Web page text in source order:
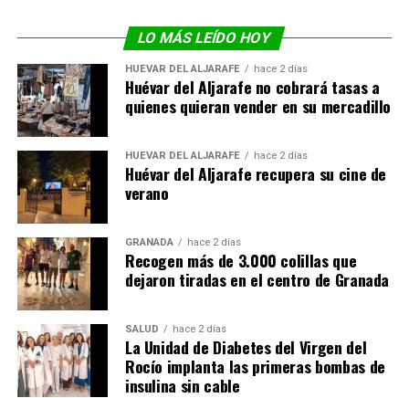
LO MÁS LEÍDO HOY
HUÉVAR DEL ALJARAFE hace 2 días
Huévar del Aljarafe no cobrará tasas a
quienes quieran vender en su mercadillo
HUÉVAR DEL ALJARAFE hace 2 días
Huévar del Aljarafe recupera su cine de
verano
GRANADA hace 2 días
Recogen más de 3.000 colillas que
dejaron tiradas en el centro de Granada
SALUD hace 2 días
La Unidad de Diabetes del Virgen del
Rocío implanta las primeras bombas de
insulina sin cable